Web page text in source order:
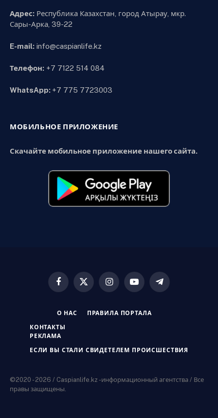
Адрес: Республика Казахстан, город Атырау, мкр.
Сары-Арка, 39-22
E-mail: info@caspianlife.kz
Телефон: +7 7122 514 084
WhatsApp: +7 775 7723003
МОБИЛЬНОЕ ПРИЛОЖЕНИЕ
Скачайте мобильное приложение нашего сайта.
Facebook
X
InstagramYouTubeTelegram
О НАС ПРАВИЛА ПОРТАЛА
КОНТАКТЫ
РЕКЛАМА
ЕСЛИ ВЫ СТАЛИ СВИДЕТЕЛЕМ ПРОИСШЕСТВИЯ
©2020 - 2026 / Caspianlife.kz -информационный агентства / Все
правы защищены.